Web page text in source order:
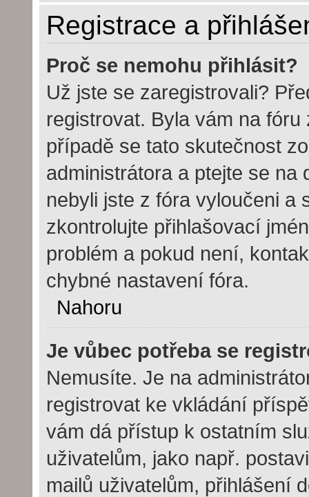
Registrace a
Proč se nemohu přihlásit?
Už jste se zaregistrovali?
registrovat. Byla vám na
případě se tato skutečnost
administrátora a ptejte se na
nebyli jste z fóra vyloučeni a
zkontrolujte přihlašovací
problém a pokud není,
chybné nastavení fóra.
Nahoru
Je vůbec potřeba se
Nemusíte. Je na
registrovat ke vkládání
vám dá přístup k ostatním
uživatelům, jako např.
mailů uživatelům, přihlášení